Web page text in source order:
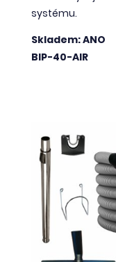
systému.
Skladem: ANO
BIP-40-AIR